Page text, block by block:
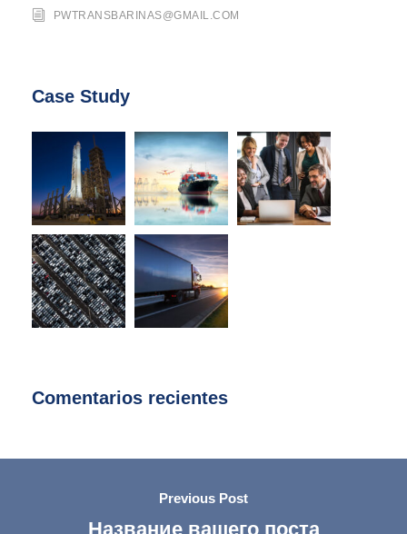
PWTRANSBARINAS@GMAIL.COM
Case Study
Comentarios recientes
Previous Post
Название вашего поста